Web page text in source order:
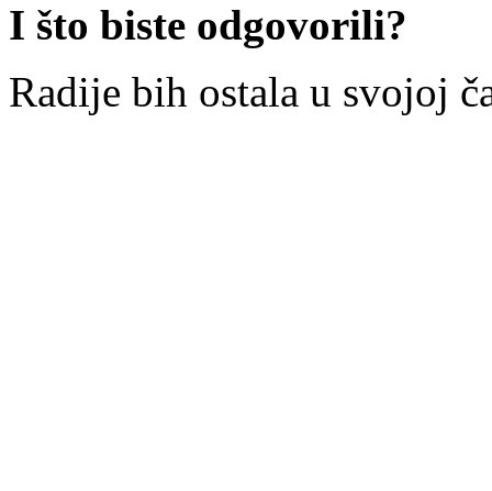
I što biste odgovorili?
Radije bih ostala u svojoj